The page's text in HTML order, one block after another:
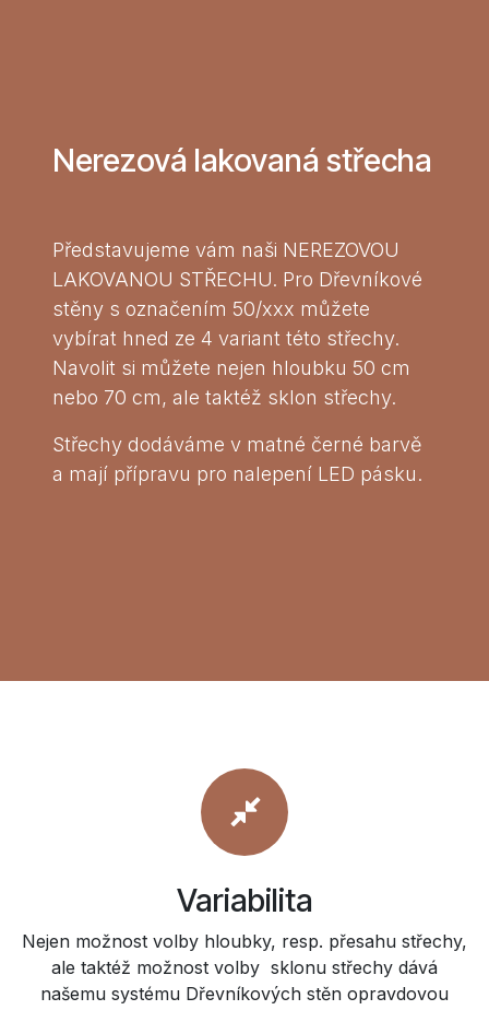
Nerezová lakovaná střecha
Představujeme vám naši NEREZOVOU
LAKOVANOU STŘECHU. Pro Dřevníkové
stěny s označením 50/xxx můžete
vybírat hned ze 4 variant této střechy.
Navolit si můžete nejen hloubku 50 cm
nebo 70 cm, ale taktéž sklon střechy.
Střechy dodáváme v matné černé barvě
a mají přípravu pro nalepení LED pásku.
Variabilita
Nejen možnost volby hloubky, resp. přesahu střechy,
ale taktéž možnost volby sklonu střechy dává
našemu systému Dřevníkových stěn opravdovou